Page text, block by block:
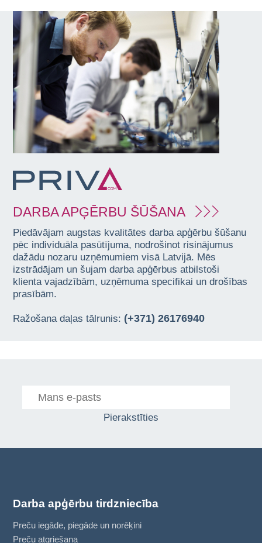
DARBA APĢĒRBU ŠŪŠANA
Piedāvājam augstas kvalitātes darba apģērbu šūšanu
pēc individuāla pasūtījuma, nodrošinot risinājumus
dažādu nozaru uzņēmumiem visā Latvijā. Mēs
izstrādājam un šujam darba apģērbus atbilstoši
klienta vajadzībām, uzņēmuma specifikai un drošības
prasībām.
Ražošana daļas tālrunis: (+371) 26176940
Pierakstīties
Darba apģērbu tirdzniecība
Preču iegāde, piegāde un norēķini
Preču atgriešana